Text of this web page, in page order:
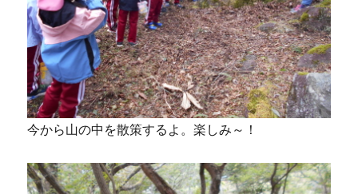
今から山の中を散策するよ。楽しみ～！